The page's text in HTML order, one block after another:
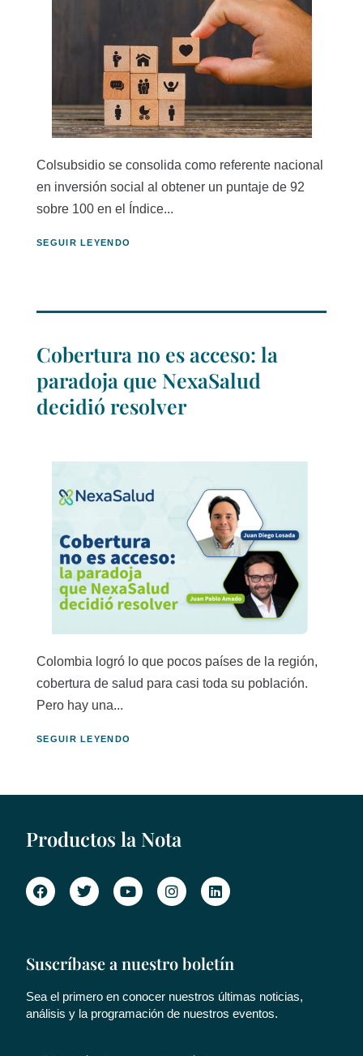
Colsubsidio se consolida como referente nacional
en inversión social al obtener un puntaje de 92
sobre 100 en el Índice...
SEGUIR LEYENDO
Cobertura no es acceso: la
paradoja que NexaSalud
decidió resolver
Colombia logró lo que pocos países de la región,
cobertura de salud para casi toda su población.
Pero hay una...
SEGUIR LEYENDO
Productos la Nota
Suscríbase a nuestro boletín
Sea el primero en conocer nuestros últimas noticias,
análisis y la programación de nuestros eventos.